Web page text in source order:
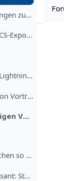
Für Mailbenachrichtigungen zu Vorträgen eintragen (Einschreibung in diesen Kurs)
Vortragskalender (mit ICS-Export)
Talk Submissions (inkl. Lightning Talks)
Pad zum Vorschlagen von Vortragsthemen und freiwillig Melden
Materialien zu bisherigen Vorträgen
"Warum Drucker Menschen so sehr hassen" von Christoph Brehm (08.07.2026)
"Wahrscheinlich interessant: Statistik für Informatiker:innen" von Anton Ehrmanntraut (17.06.2026)